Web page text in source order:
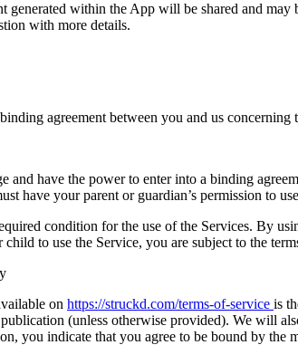
接続する
ームを開発する
ォーム向けにローンチする
グブロック
ト
ち込む
る
generated within the App will be shared and
with more details.
agreement between you and us concerning
and have the power to enter into a binding
have your parent or guardian’s permission to
condition for the use of the Services. By
to use the Service, you are subject to the
on https://struckd.com/terms-of-service is
(unless otherwise provided). We will
you indicate that you agree to be bound by the